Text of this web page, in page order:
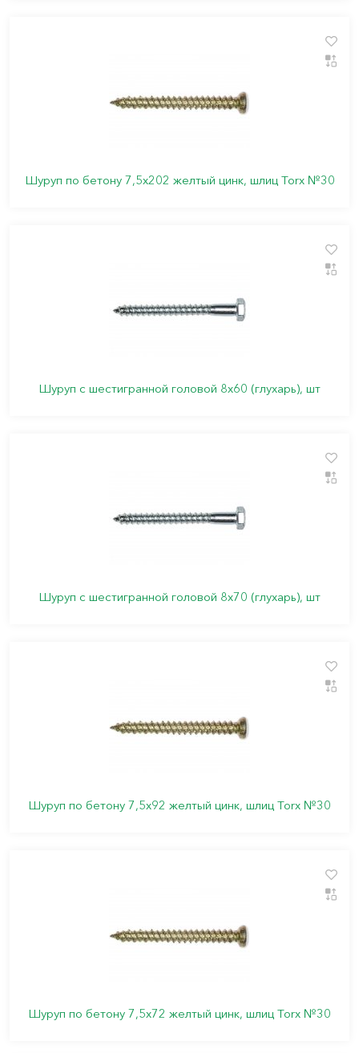
Шуруп по бетону 7,5х202 желтый цинк, шлиц Torx №30
Шуруп с шестигранной головой 8х60 (глухарь), шт
Шуруп с шестигранной головой 8х70 (глухарь), шт
Шуруп по бетону 7,5х92 желтый цинк, шлиц Torx №30
Шуруп по бетону 7,5х72 желтый цинк, шлиц Torx №30